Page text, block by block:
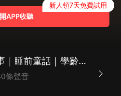
APP收聽
新人領7天免費試用
床邊的故事｜睡前童話｜學齡前讀物｜情商啟蒙
條聲音